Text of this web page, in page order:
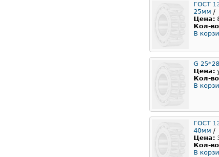
ГОСТ
25мм /
Цена:
Кол-
В
G
Цена:
Кол-
В
ГОСТ
40мм /
Цена:
Кол-
В